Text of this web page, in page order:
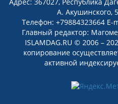
А. Акушинского,
Телефон: +79884323664
Главный редактор:
ISLAMDAG.RU © 2006 –
копирование
активной